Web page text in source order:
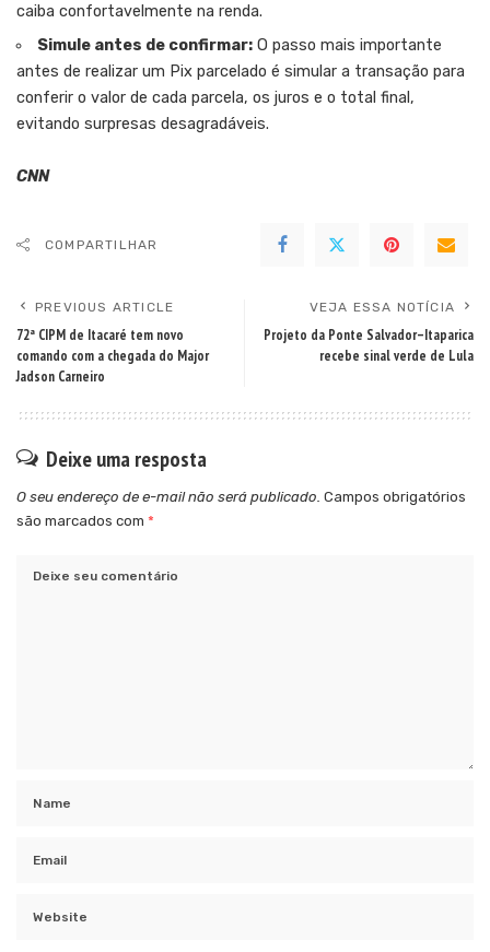
caiba confortavelmente na renda.
Simule antes de confirmar: O passo mais importante
antes de realizar um Pix parcelado é simular a transação para
conferir o valor de cada parcela, os juros e o total final,
evitando surpresas desagradáveis.
CNN
COMPARTILHAR
PREVIOUS ARTICLE
72ª CIPM de Itacaré tem novo
comando com a chegada do Major
Jadson Carneiro
VEJA ESSA NOTÍCIA
Projeto da Ponte Salvador–Itaparica
recebe sinal verde de Lula
Deixe uma resposta
O seu endereço de e-mail não será publicado. Campos obrigatórios
são marcados com *